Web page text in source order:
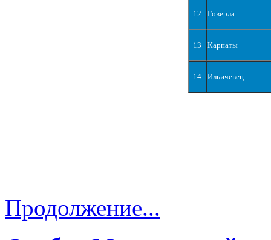
12 Говерла
13 Карпаты
14 Ильичевец
Продолжение...